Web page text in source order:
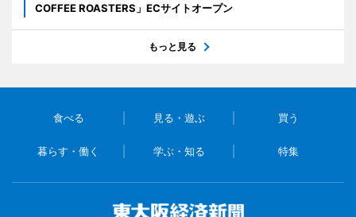
COFFEE ROASTERS」ECサイトオープン
もっと見る
食べる 見る・遊ぶ 買う
暮らす・働く 学ぶ・知る 特集